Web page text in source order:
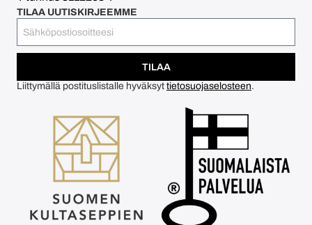
TILAA UUTISKIRJEEMME
TILAA
Liittymällä postituslistalle hyväksyt tietosuojaselosteen.